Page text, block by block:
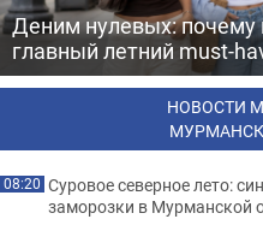
Деним нулевых:
главный летний must-
НОВОСТИ
08:20 Суровое северное лето:
заморозки в Мурманской